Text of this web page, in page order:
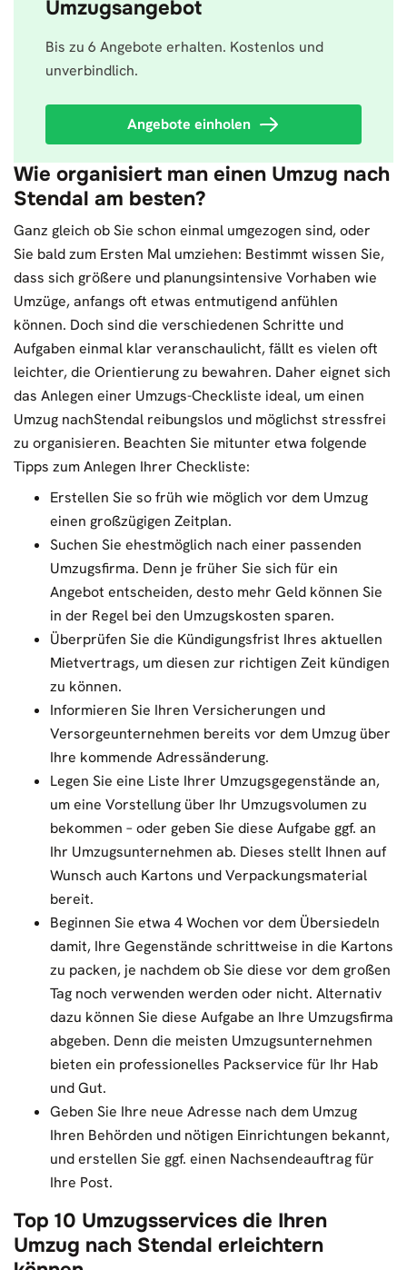
Umzugsangebot
Bis zu 6 Angebote erhalten. Kostenlos und
unverbindlich.
Angebote einholen
Wie organisiert man einen Umzug nach
Stendal am besten?
Ganz gleich ob Sie schon einmal umgezogen sind, oder
Sie bald zum Ersten Mal umziehen: Bestimmt wissen Sie,
dass sich größere und planungsintensive Vorhaben wie
Umzüge, anfangs oft etwas entmutigend anfühlen
können. Doch sind die verschiedenen Schritte und
Aufgaben einmal klar veranschaulicht, fällt es vielen oft
leichter, die Orientierung zu bewahren. Daher eignet sich
das Anlegen einer Umzugs-Checkliste ideal, um einen
Umzug nachStendal reibungslos und möglichst stressfrei
zu organisieren. Beachten Sie mitunter etwa folgende
Tipps zum Anlegen Ihrer Checkliste:
Erstellen Sie so früh wie möglich vor dem Umzug
einen großzügigen Zeitplan.
Suchen Sie ehestmöglich nach einer passenden
Umzugsfirma. Denn je früher Sie sich für ein
Angebot entscheiden, desto mehr Geld können Sie
in der Regel bei den Umzugskosten sparen.
Überprüfen Sie die Kündigungsfrist Ihres aktuellen
Mietvertrags, um diesen zur richtigen Zeit kündigen
zu können.
Informieren Sie Ihren Versicherungen und
Versorgeunternehmen bereits vor dem Umzug über
Ihre kommende Adressänderung.
Legen Sie eine Liste Ihrer Umzugsgegenstände an,
um eine Vorstellung über Ihr Umzugsvolumen zu
bekommen – oder geben Sie diese Aufgabe ggf. an
Ihr Umzugsunternehmen ab. Dieses stellt Ihnen auf
Wunsch auch Kartons und Verpackungsmaterial
bereit.
Beginnen Sie etwa 4 Wochen vor dem Übersiedeln
damit, Ihre Gegenstände schrittweise in die Kartons
zu packen, je nachdem ob Sie diese vor dem großen
Tag noch verwenden werden oder nicht. Alternativ
dazu können Sie diese Aufgabe an Ihre Umzugsfirma
abgeben. Denn die meisten Umzugsunternehmen
bieten ein professionelles Packservice für Ihr Hab
und Gut.
Geben Sie Ihre neue Adresse nach dem Umzug
Ihren Behörden und nötigen Einrichtungen bekannt,
und erstellen Sie ggf. einen Nachsendeauftrag für
Ihre Post.
Top 10 Umzugsservices die Ihren
Umzug nach Stendal erleichtern